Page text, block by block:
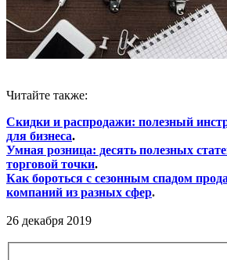
Читайте также:
Скидки и распродажи: полезный
для бизнеса.
Умная розница: десять полезных
торговой точки.
Как бороться с сезонным спадом
компаний из разных сфер.
26 декабря 2019